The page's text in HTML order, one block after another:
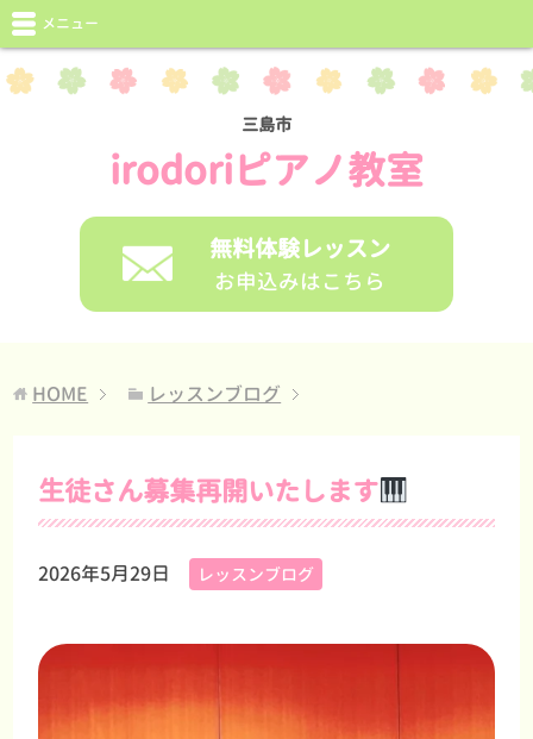
三島市
irodoriピアノ教室
無料体験レッスン
お申込みはこちら
メニュー
HOME レッスンブログ
生徒さん募集再開いたします
2026年5月29日 レッスンブログ